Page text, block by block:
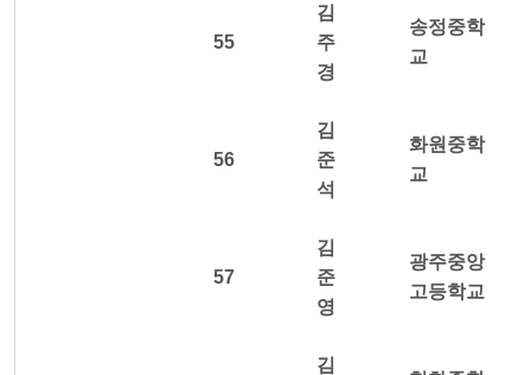
55
김
주
경
송정중학
교
56
김
준
석
화원중학
교
57
김
준
영
광주중앙
고등학교
김